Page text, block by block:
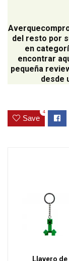
del resto por
en
encontrar
pequeña
desde
Save
4
Llavero de